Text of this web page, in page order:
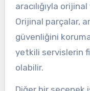
aracılığıyla
Orijinal parçalar,
güvenliğini
yetkili servislerin
olabilir.